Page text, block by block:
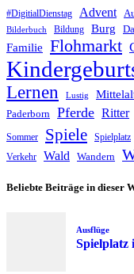
#DigitialDienstag Advent
Bilderbuch Bildung Burg
Familie Flohmarkt
Lernen Lustig
Paderborn Pferde Ritter
Sommer Spiele Spielplatz
Verkehr Wald Wandern
Beliebte Beiträge in dieser
Ausflüge
Spielplatz